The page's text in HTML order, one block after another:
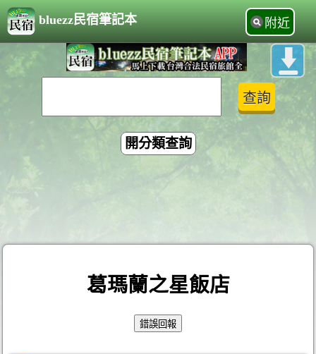
bluezz民宿筆記本 附近
開分類查詢
葛瑪蘭之星飯店